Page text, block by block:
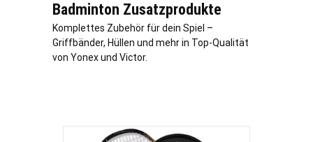
Badminton Zusatzprodukte
Komplettes Zubehör für dein Spiel –
Griffbänder, Hüllen und mehr in Top-Qualität
von Yonex und Victor.